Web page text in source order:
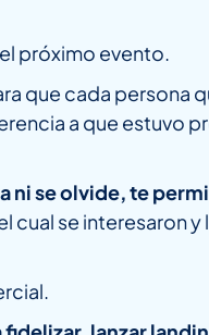
próximo evento.
que cada persona
a que estuvo
ni se olvide, te
se interesaron